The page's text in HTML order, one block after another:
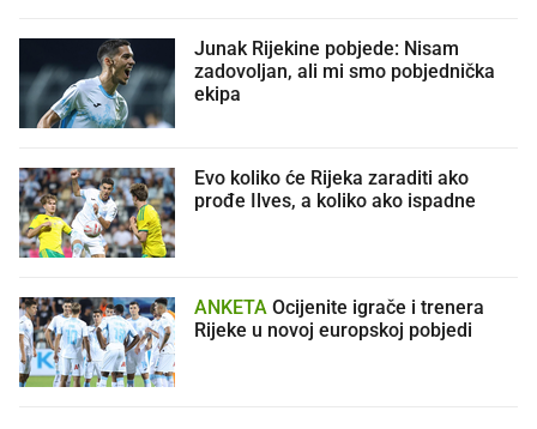
Junak Rijekine pobjede: Nisam
zadovoljan, ali mi smo pobjednička
ekipa
Evo koliko će Rijeka zaraditi ako
prođe Ilves, a koliko ako ispadne
ANKETA
Rijeke u novoj europskoj pobjedi